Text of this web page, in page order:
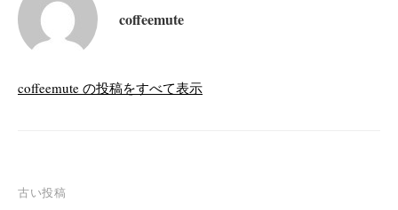
coffeemute
coffeemute の投稿をすべて表示
投
古い投稿